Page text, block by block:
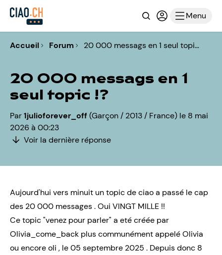
RechercheConnexion
Menu
Accueil Forum 20 000 messags en 1 seul topi…
20 000 messags en 1
seul topic !?
Par1julioforever_off(Garçon / 2013 / France) le 8 mai
2026 à 00:23
Voir la dernière réponse
Aujourd'hui vers minuit un topic de ciao a passé le cap
des 20 000 messages . Oui VINGT MILLE !!
Ce topic "venez pour parler" a eté créée par
Olivia_come_back plus communément appelé Olivia
ou encore oli , le 05 septembre 2025 . Depuis donc 8